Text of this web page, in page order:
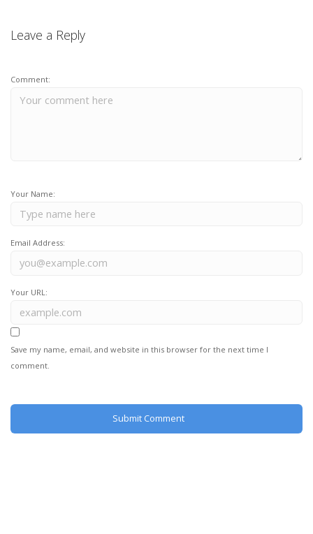
Leave a Reply
Comment:
Your Name:
Email Address:
Your URL:
Save my name, email, and website in this browser for the next time I
comment.